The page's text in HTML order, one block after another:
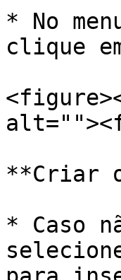
* No
clique
**Criar
* Caso